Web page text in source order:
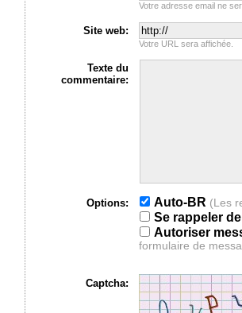
Votre adresse email ne
Site web:
Votre URL sera affichée.
Texte du
commentaire:
Options:
Auto-BR
Se rappeler
Autoriser
formulaire de
Captcha: